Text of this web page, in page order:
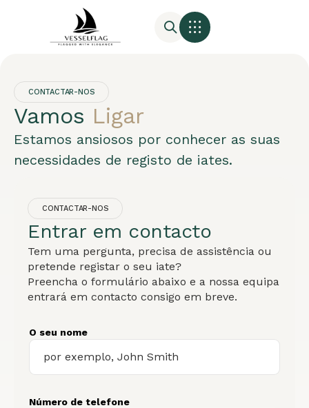
CONTACTAR-NOS
Vamos Ligar
Estamos ansiosos por conhecer as suas
necessidades de registo de iates.
CONTACTAR-NOS
Entrar em contacto
Tem uma pergunta, precisa de assistência ou
pretende registar o seu iate?
Preencha o formulário abaixo e a nossa equipa
entrará em contacto consigo em breve.
O seu nome
Número de telefone